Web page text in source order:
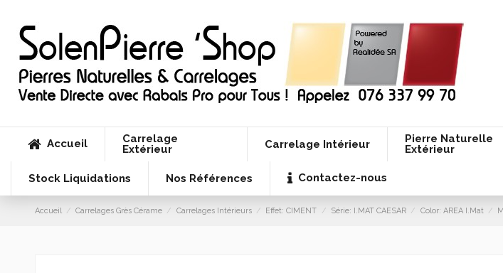
Accueil
Carrelage
Extérieur
Carrelage Intérieur
Pierre Naturelle
Extérieur
Stock Liquidations
Nos Références Contactez-nous
Accueil Carrelages Grès Cérame Carrelages Intérieurs Effet: CIMENT Série: I.MAT CAESAR Color: AREA I.Mat